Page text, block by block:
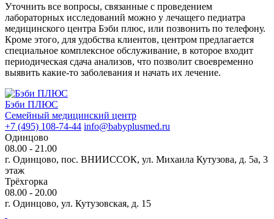
Уточнить все вопросы, связанные с проведением
лабораторных исследований можно у лечащего педиатра
медицинского центра Бэби плюс, или позвонить по телефону.
Кроме этого, для удобства клиентов, центром предлагается
специальное комплексное обслуживание, в которое входит
периодическая сдача анализов, что позволит своевременно
выявить какие-то заболевания и начать их лечение.
Бэби ПЛЮС
Семейный медицинский центр
+7 (495) 108-74-44 info@babyplusmed.ru
Одинцово
08.00 - 21.00
г. Одинцово, пос. ВНИИССОК, ул. Михаила Кутузова, д. 5а, 3
этаж
Трёхгорка
08.00 - 20.00
г. Одинцово, ул. Кутузовская, д. 15